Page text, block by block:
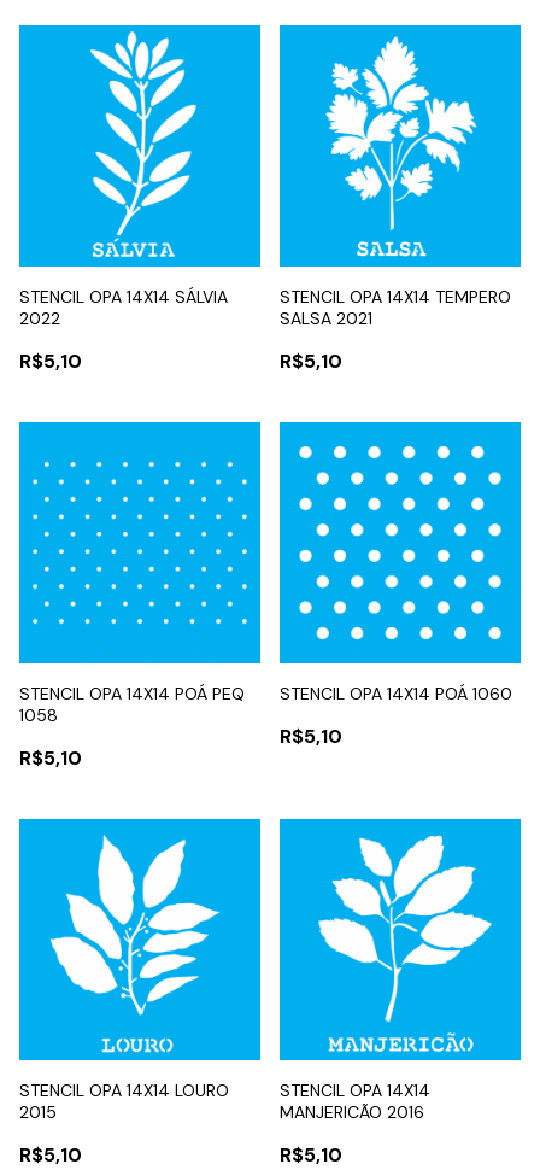
STENCIL OPA 14X14 SÁLVIA
2022
R$5,10
STENCIL OPA 14X14 TEMPERO
SALSA 2021
R$5,10
STENCIL OPA 14X14 POÁ PEQ
1058
R$5,10
STENCIL OPA 14X14 POÁ 1060
R$5,10
STENCIL OPA 14X14 LOURO
2015
R$5,10
STENCIL OPA 14X14
MANJERICÃO 2016
R$5,10